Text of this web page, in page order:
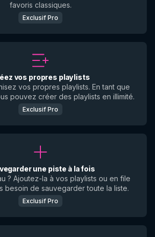
favoris classiques.
Exclusif Pro
vos propres playlists
vos propres playlists. En tant que
pouvez créer des playlists en illimité.
Exclusif Pro
une piste à la fois
? Ajoutez-la à vos playlists ou en file
besoin de sauvegarder toute la liste.
Exclusif Pro